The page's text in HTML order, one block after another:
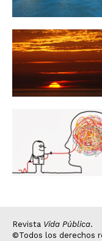
Revista Vida Pública.
©Todos los derechos